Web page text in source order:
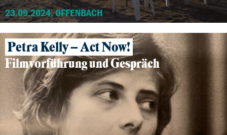
23.09.2024, OFFENBACH
Petra Kelly – Act Now!
Filmvorführung und Gespräch